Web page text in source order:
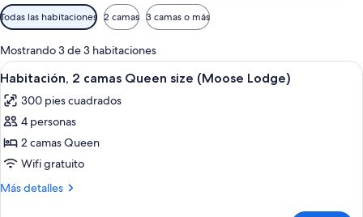
Filtros
disponibles
para
las
habitaciones
Todas las habitaciones 2 camas 3 camas o más
Mostrando 3 de 3 habitaciones
Abrir
todas
las
fotos
de
Habitación,
2
Habitación de hotel con dos camas,
9
Habitación, 2 camas Queen size (Moose Lodge)
300 pies cuadrados
4 personas
2 camas Queen
Wifi gratuito
Más detalles
Más